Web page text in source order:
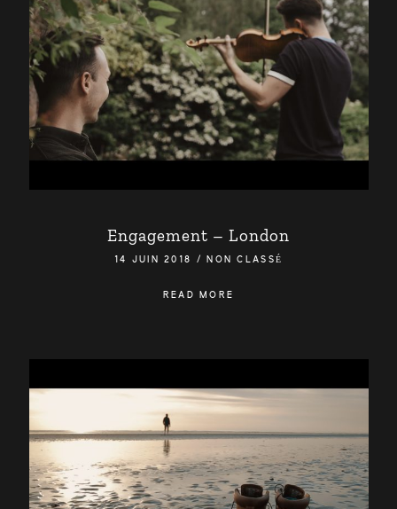
Engagement – London
14 JUIN 2018 / NON CLASSÉ
READ MORE